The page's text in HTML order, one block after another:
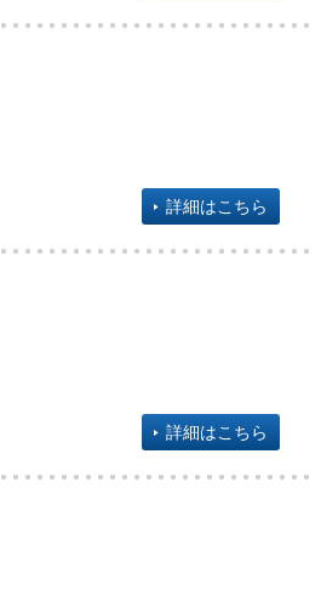
詳細はこちら
詳細はこちら